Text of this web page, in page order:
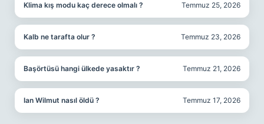
Klima kış modu kaç derece olmalı ? Temmuz 25, 2026
Kalb ne tarafta olur ? Temmuz 23, 2026
Başörtüsü hangi ülkede yasaktır ? Temmuz 21, 2026
Ian Wilmut nasıl öldü ? Temmuz 17, 2026